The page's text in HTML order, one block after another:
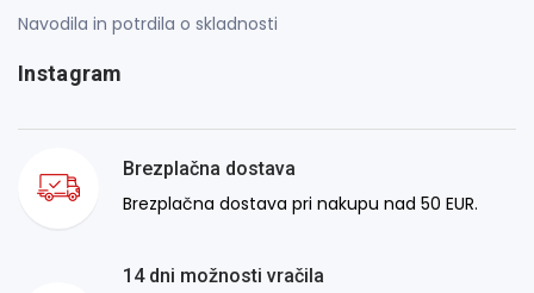
Navodila in potrdila o skladnosti
Instagram
Brezplačna dostava
Brezplačna dostava pri nakupu nad 50 EUR.
14 dni možnosti vračila